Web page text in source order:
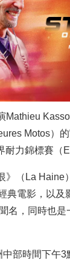
Mathieu
Motos）
耐力錦標賽（
》（La Haine
典電影，以及
名，同時也
部時間下午